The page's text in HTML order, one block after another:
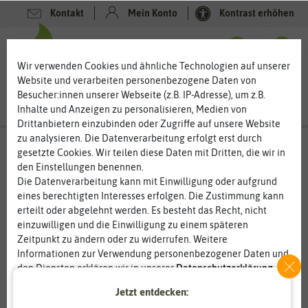
Kontakt Mein Konto Kontrast erhöhen
-50%
Wir verwenden Cookies und ähnliche Technologien auf unserer
Website und verarbeiten personenbezogene Daten von
Besucher:innen unserer Webseite (z.B. IP-Adresse), um z.B.
Inhalte und Anzeigen zu personalisieren, Medien von
Drittanbietern einzubinden oder Zugriffe auf unsere Website
zu analysieren. Die Datenverarbeitung erfolgt erst durch
gesetzte Cookies. Wir teilen diese Daten mit Dritten, die wir in
den Einstellungen benennen.
Die Datenverarbeitung kann mit Einwilligung oder aufgrund
eines berechtigten Interesses erfolgen. Die Zustimmung kann
erteilt oder abgelehnt werden. Es besteht das Recht, nicht
einzuwilligen und die Einwilligung zu einem späteren
Zeitpunkt zu ändern oder zu widerrufen. Weitere
Informationen zur Verwendung personenbezogener Daten und
den Diensten erklären wir in unsererDaten­schutz­erklärung.
Jetzt entdecken: